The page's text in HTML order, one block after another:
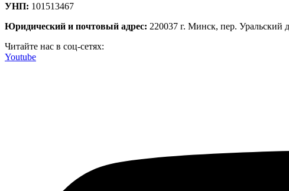
УНП: 101513467
Юридический и почтовый адрес: 220037 г. Минск, пер. Уральский
Читайте нас в соц-сетях:
Youtube